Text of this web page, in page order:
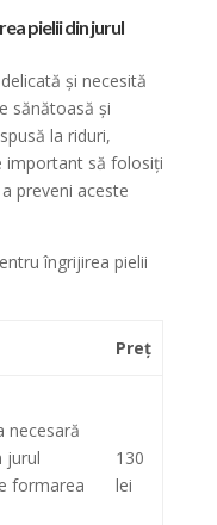
pielii din jurul
și necesită
sănătoasă și
la riduri,
important să folosiți
preveni aceste
îngrijirea pielii
Preț
necesară
jurul
formarea
130
lei